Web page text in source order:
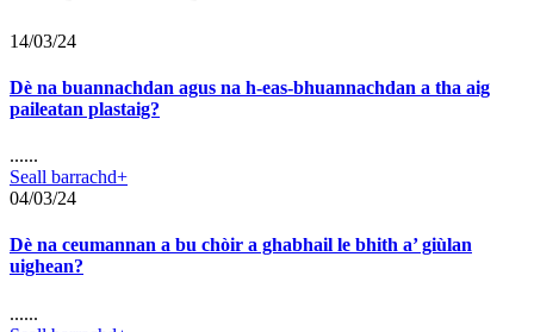
14/03/24
Dè na buannachdan agus na h-eas-bhuannachdan a tha aig
paileatan plastaig?
......
Seall barrachd+
04/03/24
Dè na ceumannan a bu chòir a ghabhail le bhith a’ giùlan
uighean?
......